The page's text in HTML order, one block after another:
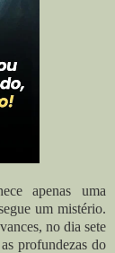
apenas uma
um mistério.
no dia sete
profundezas do